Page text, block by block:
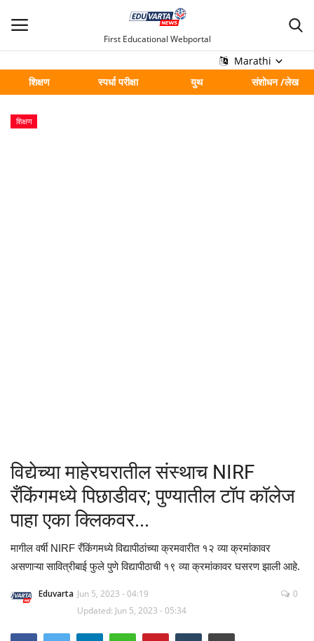
First Educational Webportal
Marathi
शिक्षण
स्पर्धा परीक्षा युथ संशोधन /लेख
मुख्य
Contact
गॅलरी
Language
English Marathi
शिक्षण
विद्येच्या माहेरघरातील संस्थाच NIRF
रँकिंगमध्ये पिछाडीवर; पुण्यातील टॉप कॉलेज
पाहा एका क्लिकवर...
मागील वर्षी NIRF रँकिंगमध्ये विद्यापीठांच्या क्रमवारीत १२ व्या क्रमांकावर
असणाऱ्या सावित्रीबाई फुले पुणे विद्यापीठाची १९ व्या क्रमांकावर घसरण झाली आहे.
Eduvarta Jun 5, 2023 - 04:19
Updated: Jun 5, 2023 - 05:34
0